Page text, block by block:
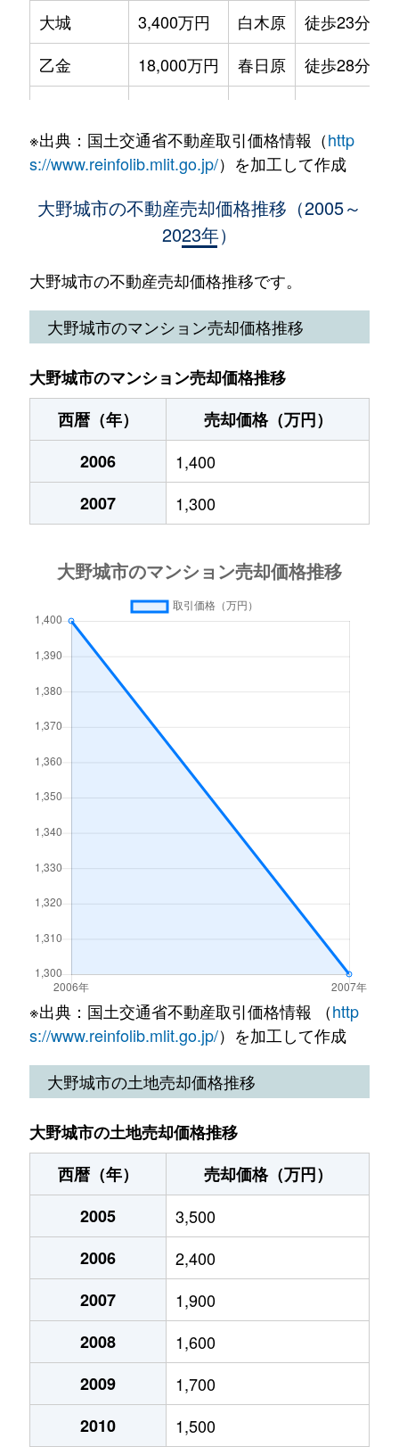
大字上大利
110万円 水城
徒歩45分
上大利
2,000万円 水城
徒歩12分
下大利
3,800万円 下大利
徒歩6分
下大利
4,200万円 下大利
徒歩4分
4,500万円
白木原
4,400万円 白木原
白木原
5,500万円 白木原
白木原
5,600万円 白木原
月の浦
1,800万円 下大利
徒歩1時間
2,600万円
730万円
東大利
御笠川
2,500万円
御笠川
9,500万円
御笠川
10,000万円 春日原
徒歩15分
春日原
白木原
緑ケ丘
徒歩45分
緑ケ丘
1,800万円 下大利
徒歩45分
緑ケ丘
2,000万円 下大利
徒歩45分
緑ケ丘
1,800万円 下大利
徒歩45分
南ケ丘
2,100万円 下大利
徒歩45分
南ケ丘
2,400万円
南ケ丘
4,500万円 下大利
徒歩45分
南ケ丘
2,900万円 下大利
徒歩45分
山田
7,400万円 雑餉隈
徒歩18分
山田
1,400万円 雑餉隈 徒歩19分
大城 3,400万円 白木原
徒歩23分
乙金
18,000万円 春日原
徒歩28分
乙金東
1,200万円 春日原
徒歩45分
3,300万円
上大利
4,800万円 下大利
上大利
4,400万円 水城
上大利
3,800万円 水城
瓦田
4,800万円 白木原
徒歩7分
雑餉隈町
5,200万円 春日原
徒歩7分
下大利
2,700万円 下大利
徒歩13分
下大利
3,200万円
5,500万円
白木原
9,000万円 白木原
徒歩3分
中央
白木原
月の浦
下大利
徒歩1時間
月の浦
徒歩45分
筒井
3,600万円 春日原
徒歩8分
筒井
6,000万円 春日原
徒歩15分
筒井
3,400万円 春日原
筒井
4,500万円 春日原
つつじケ丘
2,600万円 下大利
徒歩45分
17,000万円
4,000万円
畑ケ坂
2,600万円
東大利
3,700万円
平野台
3,600万円
平野台
4,300万円
※出典：国土交通省不動産取引価格情報（http
s://www.reinfolib.mlit.go.jp/）を加工して作成
大野城市の不動産売却価格推移（2005～
2023年）
大野城市の不動産売却価格推移です。
大野城市のマンション売却価格推移
大野城市のマンション売却価格推移
西暦（年）
売却価格（万円）
2006
1,400
2007
1,300
※出典：国土交通省不動産取引価格情報 （http
s://www.reinfolib.mlit.go.jp/）を加工して作成
大野城市の土地売却価格推移
大野城市の土地売却価格推移
西暦（年）
売却価格（万円）
2005
3,500
2006
2,400
2007
1,900
2008
1,600
2009
1,700
2010
1,500